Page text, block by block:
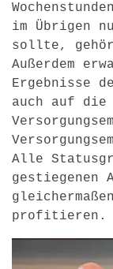
im Übrigen
sollte,
Außerdem
Ergebnisse
auch auf die
Alle
gestiegenen
profitieren.